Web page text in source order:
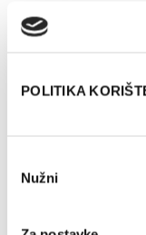
POLITIKA
pristanka
Nužni
metabolički
ako uzimate
mogu smanjiti
Zajedno